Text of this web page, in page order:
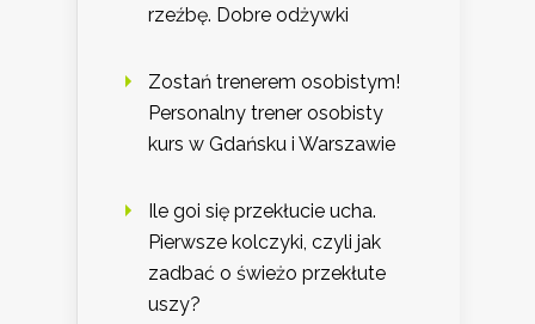
rzeźbę. Dobre odżywki
Zostań trenerem osobistym!
Personalny trener osobisty
kurs w Gdańsku i Warszawie
Ile goi się przekłucie ucha.
Pierwsze kolczyki, czyli jak
zadbać o świeżo przekłute
uszy?